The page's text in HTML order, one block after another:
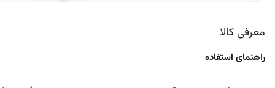
معرفی کالا
راهنمای استفاده